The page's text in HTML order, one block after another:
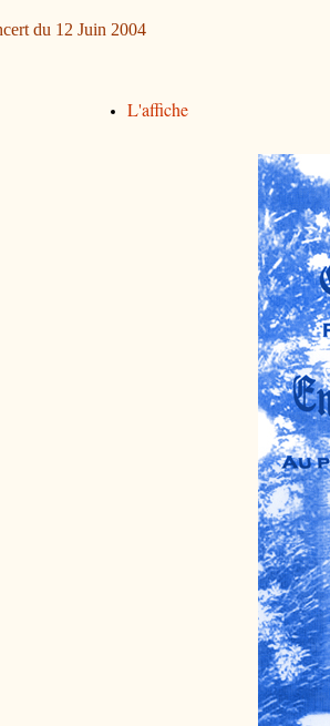
du 12 Juin 2004
L'affiche